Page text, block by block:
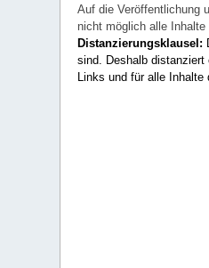
Auf die Veröffentlichung
nicht möglich alle
Distanzierungsklausel:
sind. Deshalb
Links und für alle